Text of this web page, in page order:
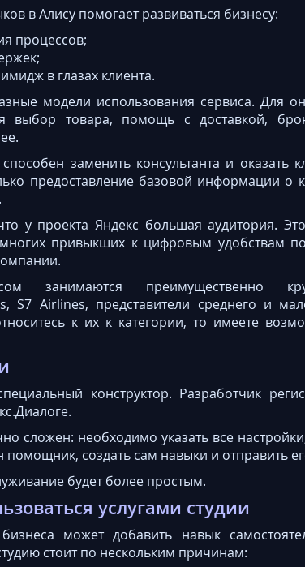
в Алису помогает развиваться бизнесу:
процессов;
в глазах клиента.
модели использования сервиса. Для
выбор товара, помощь с доставкой,
заменить консультанта и оказать
предоставление базовой информации
у проекта Яндекс большая аудитория. Это
привыкших к цифровым удобствам
занимаются преимущественно
S7 Airlines, представители среднего и
к их к категории, то имеете
конструктор. Разработчик
сложен: необходимо указать все
помощник, создать сам навыки и отправить
будет более простым.
услугами студии
может добавить навык
стоит по нескольким причинам: